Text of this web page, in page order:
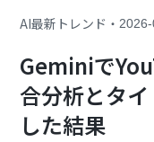
AI最新トレンド ・2026-
Geminiで
合分析とタ
した結果